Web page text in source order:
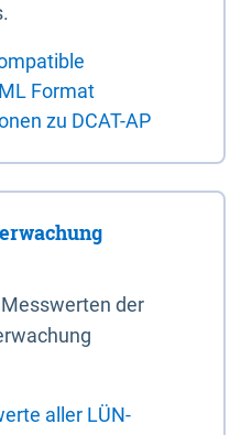
Format
zu DCAT-AP
der
aller LÜN-